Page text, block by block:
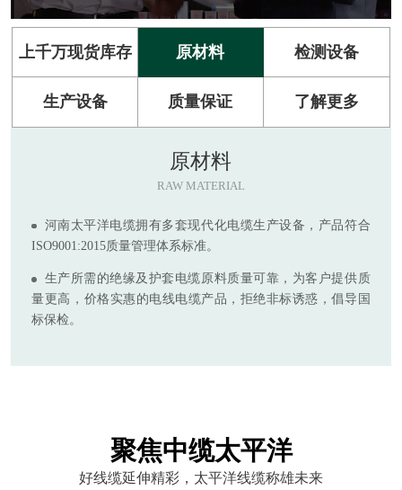
上千万现货库存 原材料 检测设备
生产设备 质量保证 了解更多
原材料
RAW MATERIAL
河南太平洋电缆拥有多套现代化电缆生产设备，产品符合
ISO9001:2015质量管理体系标准。
生产所需的绝缘及护套电缆原料质量可靠，为客户提供质
量更高，价格实惠的电线电缆产品，拒绝非标诱惑，倡导国
标保检。
聚焦中缆太平洋
好线缆延伸精彩，太平洋线缆称雄未来